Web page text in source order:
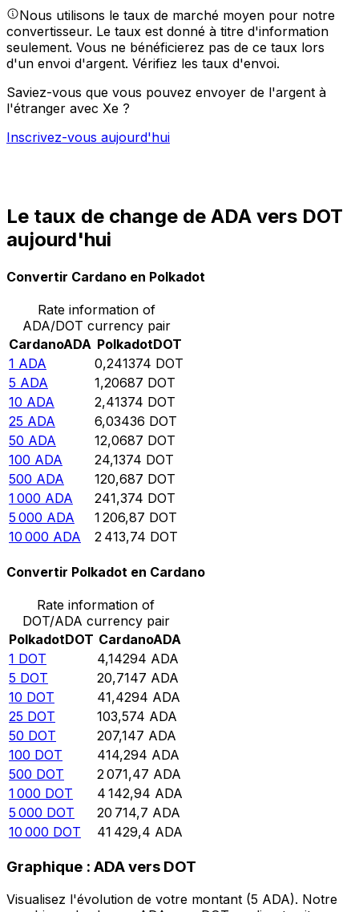
Nous utilisons le taux de marché moyen pour notre
convertisseur. Le taux est donné à titre d'information
seulement. Vous ne bénéficierez pas de ce taux lors
d'un envoi d'argent. Vérifiez les taux d'envoi.
Saviez-vous que vous pouvez envoyer de l'argent à
l'étranger avec Xe ?
Inscrivez-vous aujourd'hui
Le taux de change de ADA vers DOT
aujourd'hui
Convertir Cardano en Polkadot
Rate information of
ADA/DOT currency pair
CardanoADA PolkadotDOT
1 ADA 0,241374 DOT
5 ADA 1,20687 DOT
10 ADA 2,41374 DOT
25 ADA 6,03436 DOT
50 ADA 12,0687 DOT
100 ADA 24,1374 DOT
500 ADA 120,687 DOT
1 000 ADA 241,374 DOT
5 000 ADA 1 206,87 DOT
10 000 ADA 2 413,74 DOT
Convertir Polkadot en Cardano
Rate information of
DOT/ADA currency pair
PolkadotDOT CardanoADA
1 DOT 4,14294 ADA
5 DOT 20,7147 ADA
10 DOT 41,4294 ADA
25 DOT 103,574 ADA
50 DOT 207,147 ADA
100 DOT 414,294 ADA
500 DOT 2 071,47 ADA
1 000 DOT 4 142,94 ADA
5 000 DOT 20 714,7 ADA
10 000 DOT 41 429,4 ADA
Graphique : ADA vers DOT
Visualisez l'évolution de votre montant (5 ADA). Notre